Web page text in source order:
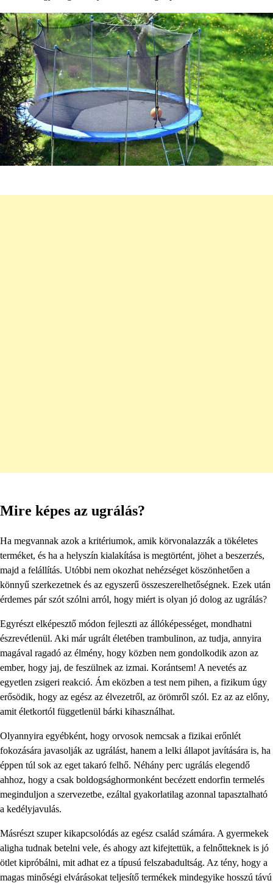
Mire képes az ugrálás?
Ha megvannak azok a kritériumok, amik körvonalazzák a tökéletes
terméket, és ha a helyszín kialakítása is megtörtént, jöhet a beszerzés,
majd a felállítás. Utóbbi nem okozhat nehézséget köszönhetően a
könnyű szerkezetnek és az egyszerű összeszerelhetőségnek. Ezek után
érdemes pár szót szólni arról, hogy miért is olyan jó dolog az ugrálás?
Egyrészt elképesztő módon fejleszti az állóképességet, mondhatni
észrevétlenül. Aki már ugrált életében trambulinon, az tudja, annyira
magával ragadó az élmény, hogy közben nem gondolkodik azon az
ember, hogy jaj, de feszülnek az izmai. Korántsem! A nevetés az
egyetlen zsigeri reakció. Ám eközben a test nem pihen, a fizikum úgy
erősödik, hogy az egész az élvezetről, az örömről szól. Ez az az előny,
amit életkortól függetlenül bárki kihasználhat.
Olyannyira egyébként, hogy orvosok nemcsak a fizikai erőnlét
fokozására javasolják az ugrálást, hanem a lelki állapot javítására is, ha
éppen túl sok az eget takaró felhő. Néhány perc ugrálás elegendő
ahhoz, hogy a csak boldogsághormonként becézett endorfin termelés
meginduljon a szervezetbe, ezáltal gyakorlatilag azonnal tapasztalható
a kedélyjavulás.
Másrészt szuper kikapcsolódás az egész család számára. A gyermekek
aligha tudnak betelni vele, és ahogy azt kifejtettük, a felnőtteknek is jó
ötlet kipróbálni, mit adhat ez a típusú felszabadultság. Az tény, hogy a
magas minőségi elvárásokat teljesítő termékek mindegyike hosszú távú